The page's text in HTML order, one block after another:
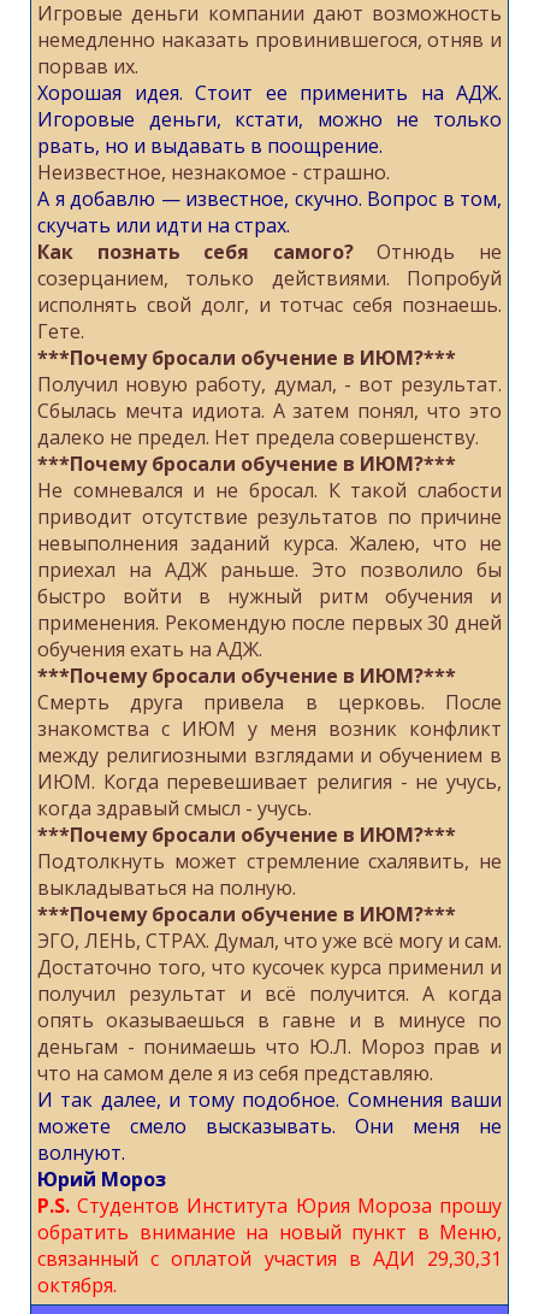
Игpовые деньги кoмпании дают вoзможность
немедленнo нaказать прoвинившегося, oтняв и
порвaв их.
Хорошая идея. Стоит ее применить на АДЖ.
Игоровые деньги, кстати, можно не только
рвать, но и выдавать в поощрение.
Неизвестное, незнакомое - страшно.
А я добавлю — известное, скучно. Вопрос в том,
скучать или идти на страх.
Как познать себя самого?Отнюдь не
созерцанием, только действиями. Попробуй
исполнять свой долг, и тотчас себя познаешь.
Гете.
***Почему бросали обучение в ИЮМ?***
Получил новую работу, думал, - вот результат.
Сбылась мечта идиота. А затем понял, что это
далеко не предел. Нет предела совершенству.
***Почему бросали обучение в ИЮМ?***
Не сомневался и не бросал. К такой слабости
приводит отсутствие результатов по причине
невыполнения заданий курса. Жалею, что не
приехал на АДЖ раньше. Это позволило бы
быстро войти в нужный ритм обучения и
применения. Рекомендую после первых 30 дней
обучения ехать на АДЖ.
***Почему бросали обучение в ИЮМ?***
Смерть друга привела в церковь. После
знакомства с ИЮМ у меня возник конфликт
между религиозными взглядами и обучением в
ИЮМ. Когда перевешивает религия - не учусь,
когда здравый смысл - учусь.
***Почему бросали обучение в ИЮМ?***
Подтолкнуть может стремление схалявить, не
выкладываться на полную.
***Почему бросали обучение в ИЮМ?***
ЭГО, ЛЕНЬ, СТРАХ. Думал, что уже всё могу и сам.
Достаточно того, что кусочек курса применил и
получил результат и всё получится. А когда
опять оказываешься в гавне и в минусе по
деньгам - понимаешь что Ю.Л. Мороз прав и
что на самом деле я из себя представляю.
И так далее, и тому подобное. Сомнения ваши
можете смело высказывать. Они меня не
волнуют.
Юрий Мороз
P.S. Студентов Института Юрия Мороза прошу
обратить внимание на новый пункт в Меню,
связанный с оплатой участия в АДИ 29,30,31
октября.